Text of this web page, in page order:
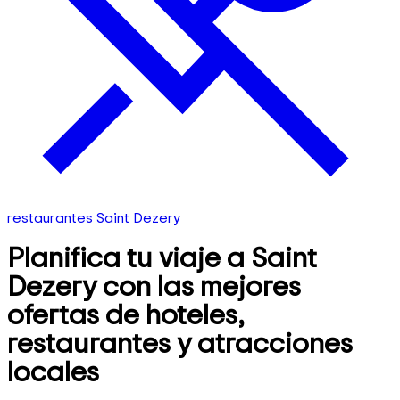
restaurantes Saint Dezery
Planifica tu viaje a Saint
Dezery con las mejores
ofertas de hoteles,
restaurantes y atracciones
locales